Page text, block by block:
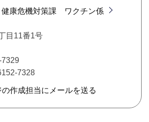
康危機対策課 ワクチン係
目11番1号
7328
の作成担当にメールを送る